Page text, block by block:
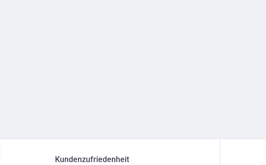
Kundenzufriedenheit